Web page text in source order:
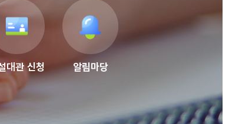
대관 신청 알림마당